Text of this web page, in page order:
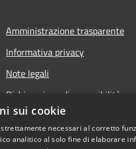
Amministrazione trasparente
Informativa privacy
Note legali
Dichiarazione di accessibilità
sui cookie
necessari al corretto
analitico al solo fine di elaborare